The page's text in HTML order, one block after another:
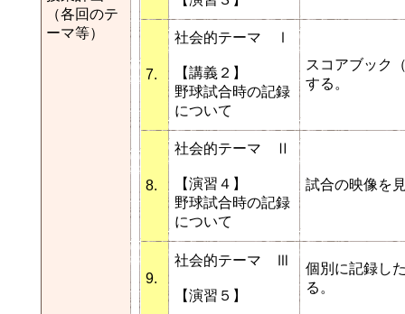
（各回のテ
ーマ等）
7.
社会的テーマ Ⅰ
【講義２】
野球試合時の記録
について
スコアブック
する。
8.
社会的テーマ Ⅱ
【演習４】
野球試合時の記録
について
試合の映像を
9.
社会的テーマ Ⅲ
【演習５】
個別に記録し
る。